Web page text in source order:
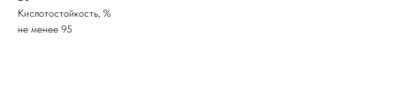
Кислотостойкость, %
не менее 95